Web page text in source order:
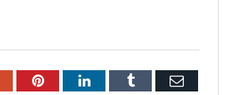
PinterestLinkedInTumblr Email